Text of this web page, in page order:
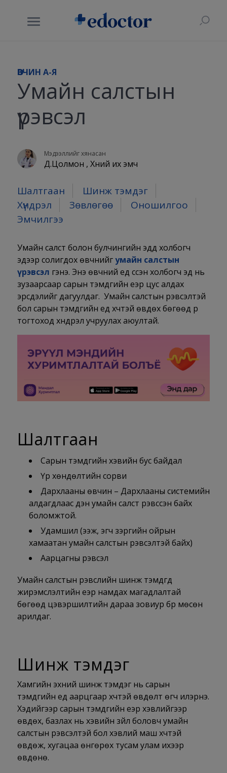
ӨВЧИН A-Я
Умайн салстын
үрэвсэл
Мэдээллийг хянасан
Д.Цолмон , Хүний их эмч
Шалтгаан
Шинж тэмдэг
Хүндрэл
Зөвлөгөө
Оношилгоо
Эмчилгээ
Умайн салст болон булчингийн эдүүд холбогч
эдээр солигдох өвчнийгумайн салстын
үрэвсэл гэнэ. Энэ өвчний үед үүссэн холбогч эд нь
зузаарсаар сарын тэмдгийн үеэр цус алдах
эрсдэлийг дагуулдаг. Умайн салстын үрэвсэлтэй
бол сарын тэмдгийн үед хүчтэй өвдөх бөгөөд үр
тогтоход хүндрэл учруулах аюултай.
Шалтгаан
Сарын тэмдгийн хэвийн бус байдал
Үр хөндөлтийн сорви
Дархлааны өвчин – Дархлааны системийн
алдагдлаас үүдэн умайн салст үрэвссэн байх
боломжтой.
Удамшил (ээж, эгч зэргийн ойрын
хамаатан умайн салстын үрэвсэлтэй байх)
Аарцагны үрэвсэл
Умайн салстын үрэвслийн шинж тэмдгүүд
жирэмслэлтийн үеэр намдах магадлалтай
бөгөөд цэвэршилтийн дараа зовиур бүр мөсөн
арилдаг.
Шинж тэмдэг
Хамгийн эхний шинж тэмдэг нь сарын
тэмдгийн үед аарцгаар хүчтэй өвдөлт өгч илэрнэ.
Хэдийгээр сарын тэмдгийн үеэр хэвлийгээр
өвдөх, базлах нь хэвийн зүйл боловч умайн
салстын үрэвсэлтэй бол хэвлий маш хүчтэй
өвдөж, хугацаа өнгөрөх тусам улам ихээр
өвдөнө.